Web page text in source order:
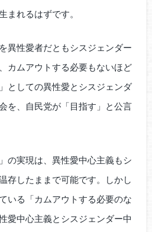
まれるはずです。
異性愛者だともシスジェンダー
カムアウトする必要もないほど
としての異性愛とシスジェンダ
を、自民党が「目指す」と公言
の実現は、異性愛中心主義もシ
存したままで可能です。しかし
いる「カムアウトする必要のな
愛中心主義とシスジェンダー中